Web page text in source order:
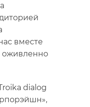
вместе
оживленно
dialog